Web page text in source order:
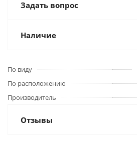
Задать вопрос
Наличие
По виду
По расположению
Производитель
Отзывы